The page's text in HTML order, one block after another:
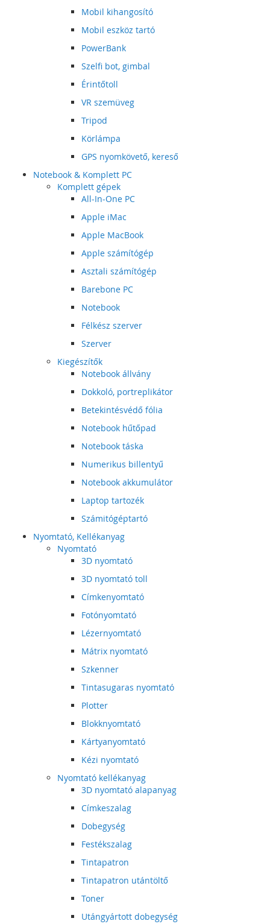
Mobil kihangosító
Mobil eszköz tartó
PowerBank
Szelfi bot, gimbal
Érintőtoll
VR szemüveg
Tripod
Körlámpa
GPS nyomkövető, kereső
Notebook & Komplett PC
Komplett gépek
All-In-One PC
Apple iMac
Apple MacBook
Apple számítógép
Asztali számítógép
Barebone PC
Notebook
Félkész szerver
Szerver
Kiegészítők
Notebook állvány
Dokkoló, portreplikátor
Betekintésvédő fólia
Notebook hűtőpad
Notebook táska
Numerikus billentyű
Notebook akkumulátor
Laptop tartozék
Számitógéptartó
Nyomtató, Kellékanyag
Nyomtató
3D nyomtató
3D nyomtató toll
Címkenyomtató
Fotónyomtató
Lézernyomtató
Mátrix nyomtató
Szkenner
Tintasugaras nyomtató
Plotter
Blokknyomtató
Kártyanyomtató
Kézi nyomtató
Nyomtató kellékanyag
3D nyomtató alapanyag
Címkeszalag
Dobegység
Festékszalag
Tintapatron
Tintapatron utántöltő
Toner
Utángyártott dobegység